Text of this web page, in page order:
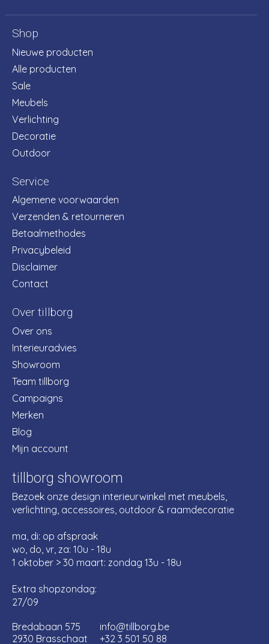
Shop
Nieuwe producten
Alle producten
Sale
Meubels
Verlichting
Decoratie
Outdoor
Service
Algemene voorwaarden
Verzenden & retourneren
Betaalmethodes
Privacybeleid
Disclaimer
Contact
Over tillborg
Over ons
Interieuradvies
Showroom
Team tillborg
Campaigns
Merken
Blog
Mijn account
tillborg showroom
Bezoek onze design interieurwinkel met meubels,
verlichting, accessoires, outdoor & raamdecoratie
ma, di: op afspraak
wo, do, vr, za: 10u - 18u
1 oktober > 30 maart: zondag 13u - 18u
Extra shopzondag:
27/09
Bredabaan 575
2930 Brasschaat
info@tillborg.be
+32 3 501 50 88